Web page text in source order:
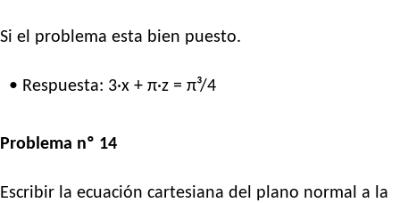
Si el problema esta bien puesto.
• Respuesta: 3·x + π·z = π³/4
Problema nº 14
Escribir la ecuación cartesiana del plano normal a la